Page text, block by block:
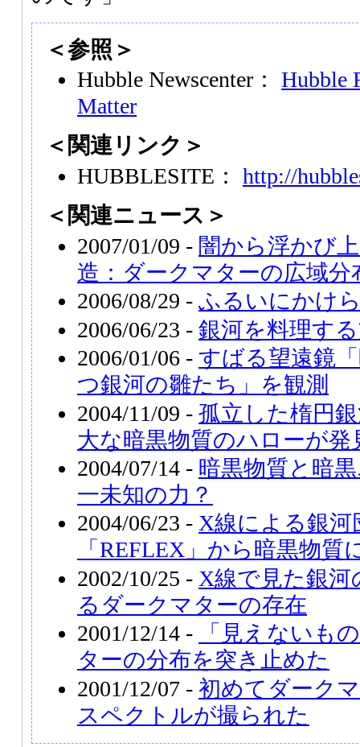
＜参照＞
Hubble Newscenter： Hubble
Matter
＜関連リンク＞
HUBBLESITE： http://
＜関連ニュース＞
2007/01/09 - 闇から浮かび
造：ダークマターの広域分
2006/08/29 - ふるいにかけ
2006/06/23 - 銀河を料理す
2006/01/06 - すばる望遠鏡
つ銀河の雛たち」を観測
2004/11/09 - 孤立した楕円
大な暗黒物質のハローが発
2004/07/14 - 暗黒物質と暗
一未知の力？
2004/06/23 - X線による銀河
「REFLEX」から暗黒物質
2002/10/25 - X線で見た銀
るダークマターの存在
2001/12/14 -
「見えないも
ターの分布を突き止めた
2001/12/07 - 初めてダーク
スペクトルが撮られた